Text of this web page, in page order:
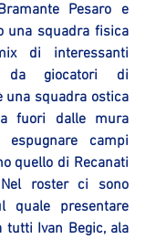
Pesaro e
una squadra fisica
di interessanti
da giocatori di
una squadra ostica
fuori dalle mura
campi
quello di Recanati
roster ci sono
quale presentare
tutti Ivan Begic, ala